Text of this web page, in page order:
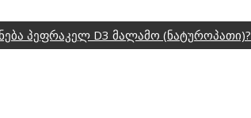
პეფრაკელ D3 მალამო (ნატუროპათი)?